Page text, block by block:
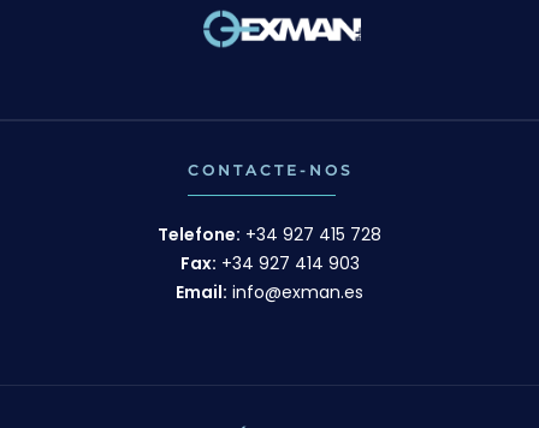
CONTACTE-NOS
Telefone: +34 927 415 728
Fax: +34 927 414 903
Email: info@exman.es